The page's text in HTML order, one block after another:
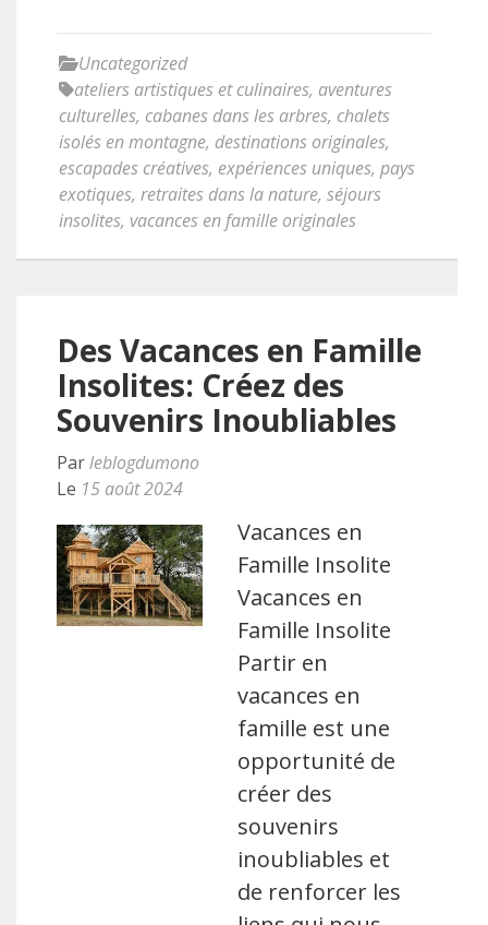
Uncategorized
ateliers artistiques et culinaires, aventures
culturelles, cabanes dans les arbres, chalets
isolés en montagne, destinations originales,
escapades créatives, expériences uniques, pays
exotiques, retraites dans la nature, séjours
insolites, vacances en famille originales
Des Vacances en Famille
Insolites: Créez des
Souvenirs Inoubliables
Parleblogdumono
Le 15 août 2024
Vacances en
Famille Insolite
Vacances en
Famille Insolite
Partir en
vacances en
famille est une
opportunité de
créer des
souvenirs
inoubliables et
de renforcer les